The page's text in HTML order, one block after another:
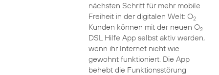
nächsten Schritt für mehr mobile
Freiheit in der digitalen Welt: O2
Kunden können mit der neuen O2
DSL Hilfe App selbst aktiv werden,
wenn ihr Internet nicht wie
gewohnt funktioniert. Die App
behebt die Funktionsstörung